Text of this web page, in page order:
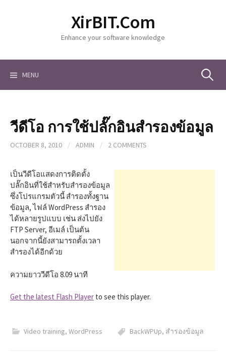
o
XirBIT.Com
Enhance your software knowledge
MENU S
a
วีดีโอ การใช้ปลั๊กอินสำรองข้อมูล
OCTOBER 8, 2010 / ADMIN / 2 COMMENTS
เป็นวีดีโอแสดงการติดตั้ง
ปลั๊กอินที่ใช้สำหรับสำรองข้อมูล
ซึ่งโปรแกรมตัวนี้ สำรองทั้งฐาน
ข้อมูล, ไฟล์ WordPress สำรอง
ได้หลายรูปแบบ เช่น ส่งไปยัง
FTP Server, อีเมล์ เป็นต้น
นอกจากนี้ยังสามารถตั้งเวลา
สำรองได้อีกด้วย
ความยาววีดีโอ 8.09 นาที
Get the latest Flash Player to see this player.
Video training, WordPress BackWPUp, สำรองข้อมูล